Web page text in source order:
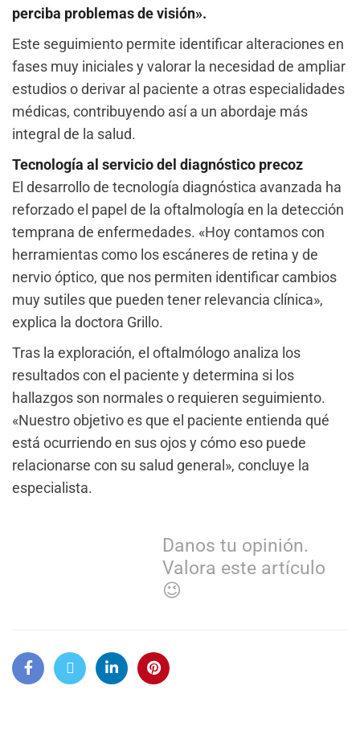
perciba problemas de visión».
Este seguimiento permite identificar alteraciones en
fases muy iniciales y valorar la necesidad de ampliar
estudios o derivar al paciente a otras especialidades
médicas, contribuyendo así a un abordaje más
integral de la salud.
Tecnología al servicio del diagnóstico precoz
El desarrollo de tecnología diagnóstica avanzada ha
reforzado el papel de la oftalmología en la detección
temprana de enfermedades. «Hoy contamos con
herramientas como los escáneres de retina y de
nervio óptico, que nos permiten identificar cambios
muy sutiles que pueden tener relevancia clínica»,
explica la doctora Grillo.
Tras la exploración, el oftalmólogo analiza los
resultados con el paciente y determina si los
hallazgos son normales o requieren seguimiento.
«Nuestro objetivo es que el paciente entienda qué
está ocurriendo en sus ojos y cómo eso puede
relacionarse con su salud general», concluye la
especialista.
Danos tu opinión.
Valora este artículo
😉